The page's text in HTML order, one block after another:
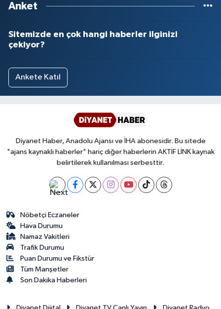
Anket
Sitemizde en çok hangi haberler ilginizi
çekiyor?
Ankete Katıl
Diyanet Haber, Anadolu Ajansı ve İHA abonesidir. Bu sitede
"ajans kaynaklı haberler" hariç diğer haberlerin AKTİF LİNK kaynak
belirtilerek kullanılması serbesttir.
Nöbetçi Eczaneler
Hava Durumu
Namaz Vakitleri
Trafik Durumu
Puan Durumu ve Fikstür
Tüm Manşetler
Son Dakika Haberleri